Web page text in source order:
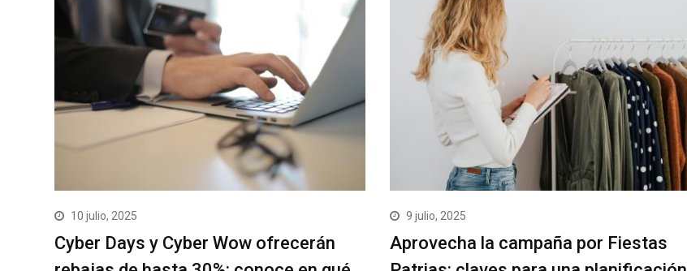
10 julio, 2025
Cyber Days y Cyber Wow ofrecerán
9 julio, 2025
Aprovecha la campaña por Fiestas